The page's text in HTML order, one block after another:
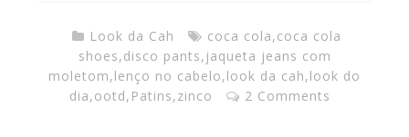
Look da Cah coca cola,coca cola
shoes,disco pants, jaqueta jeans com
moletom,lenço no cabelo,look da cah,look do
dia,ootd, Patins,zinco 2 Comments